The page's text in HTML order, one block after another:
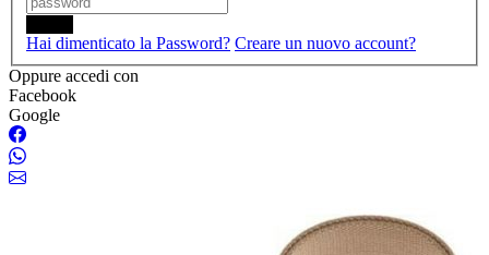
Hai dimenticato la Password? Creare un nuovo account?
Oppure accedi con
Facebook
Google